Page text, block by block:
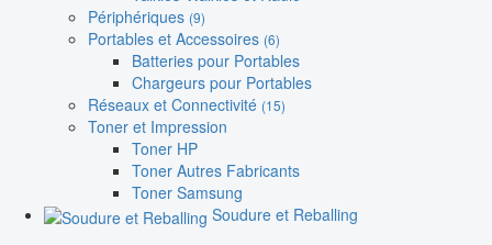
Périphériques (9)
Portables et Accessoires (6)
Batteries pour Portables
Chargeurs pour Portables
Réseaux et Connectivité (15)
Toner et Impression
Toner HP
Toner Autres Fabricants
Toner Samsung
Soudure et Reballing